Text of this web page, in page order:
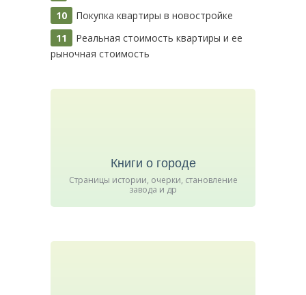
Покупка квартиры в новостройке
Реальная стоимость квартиры и ее
рыночная стоимость
Книги о городе
Страницы истории, очерки, становление
завода и др